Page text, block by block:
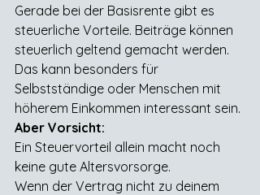
Gerade bei der Basisrente gibt es
steuerliche Vorteile. Beiträge können
steuerlich geltend gemacht werden.
Das kann besonders für
Selbstständige oder Menschen mit
höherem Einkommen interessant sein.
Aber Vorsicht:
Ein Steuervorteil allein macht noch
keine gute Altersvorsorge.
Wenn der Vertrag nicht zu deinem